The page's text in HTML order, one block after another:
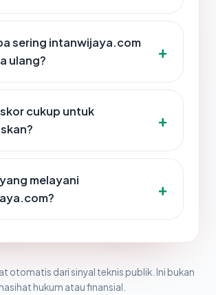
sering intanwijaya.com
ulang?
cukup untuk
melayani
otomatis dari sinyal teknis publik. Ini bukan
nasihat hukum atau finansial.